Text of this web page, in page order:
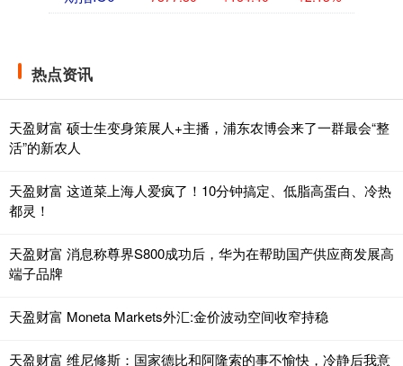
热点资讯
天盈财富 硕士生变身策展人+主播，浦东农博会来了一群最会“整
活”的新农人
天盈财富 这道菜上海人爱疯了！10分钟搞定、低脂高蛋白、冷热
都灵！
天盈财富 消息称尊界S800成功后，华为在帮助国产供应商发展高
端子品牌
天盈财富 Moneta Markets外汇:金价波动空间收窄持稳
天盈财富 维尼修斯：国家德比和阿隆索的事不愉快，冷静后我意